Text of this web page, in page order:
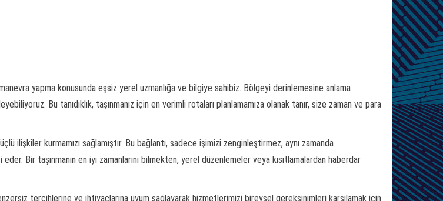
yapma konusunda eşsiz yerel uzmanlığa ve bilgiye sahibiz. Bölgeyi derinlemesine anlama
Bu tanıdıklık, taşınmanız için en verimli rotaları planlamamıza olanak tanır, size zaman ve para
ilişkiler kurmamızı sağlamıştır. Bu bağlantı, sadece işimizi zenginleştirmez, aynı zamanda
Bir taşınmanın en iyi zamanlarını bilmekten, yerel düzenlemeler veya kısıtlamalardan haberdar
tercihlerine ve ihtiyaçlarına uyum sağlayarak hizmetlerimizi bireysel gereksinimleri karşılamak için